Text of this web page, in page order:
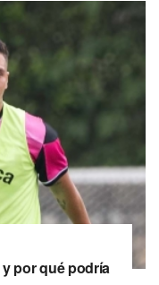
por qué podría